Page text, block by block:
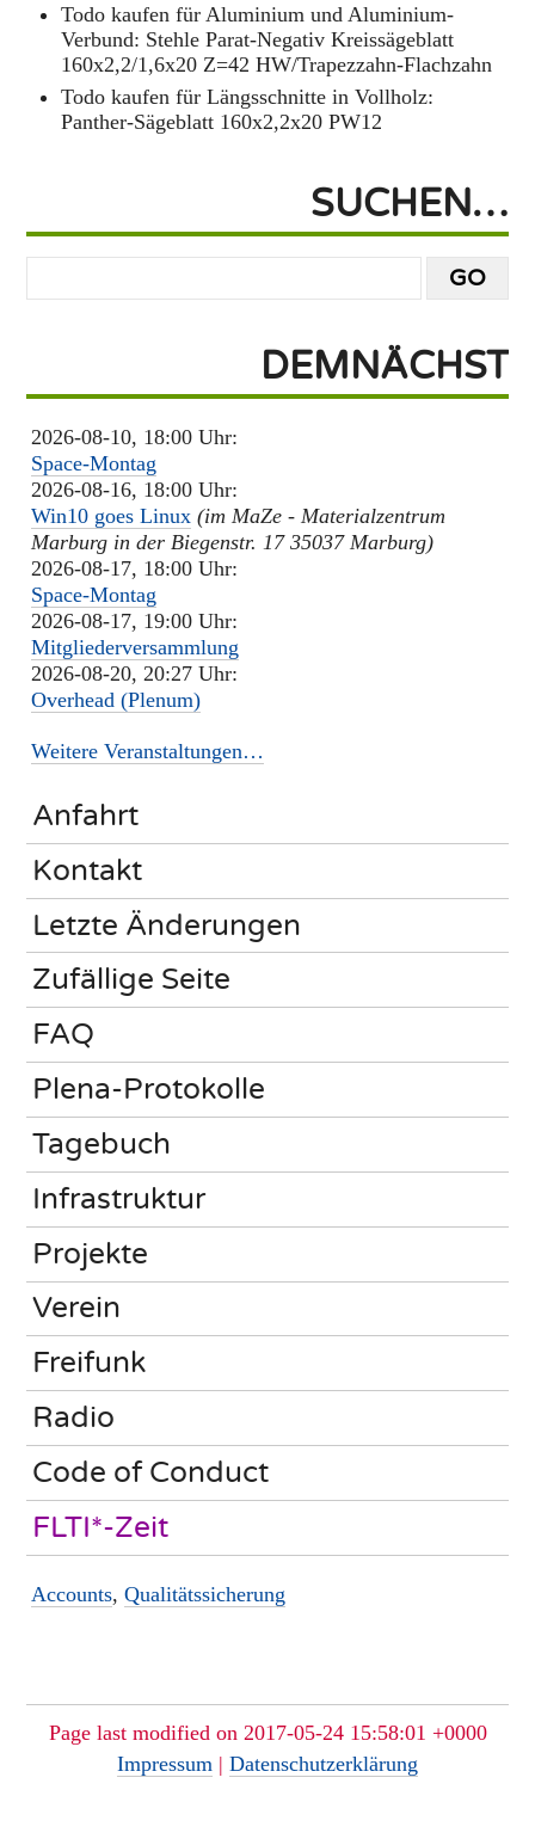
Todo kaufen für Aluminium und Aluminium-
Verbund: Stehle Parat-Negativ Kreissägeblatt
160x2,2/1,6x20 Z=42 HW/Trapezzahn-Flachzahn
Todo kaufen für Längsschnitte in Vollholz:
Panther-Sägeblatt 160x2,2x20 PW12
SUCHEN…
DEMNÄCHST
2026-08-10, 18:00 Uhr:
Space-Montag
2026-08-16, 18:00 Uhr:
Win10 goes Linux (im MaZe - Materialzentrum
Marburg in der Biegenstr. 17 35037 Marburg)
2026-08-17, 18:00 Uhr:
Space-Montag
2026-08-17, 19:00 Uhr:
Mitgliederversammlung
2026-08-20, 20:27 Uhr:
Overhead (Plenum)
Weitere Veranstaltungen…
Anfahrt
Kontakt
Letzte Änderungen
Zufällige Seite
FAQ
Plena-Protokolle
Tagebuch
Infrastruktur
Projekte
Verein
Freifunk
Radio
Code of Conduct
FLTI*-Zeit
Accounts, Qualitätssicherung
Page last modified on 2017-05-24 15:58:01 +0000
Impressum | Datenschutzerklärung